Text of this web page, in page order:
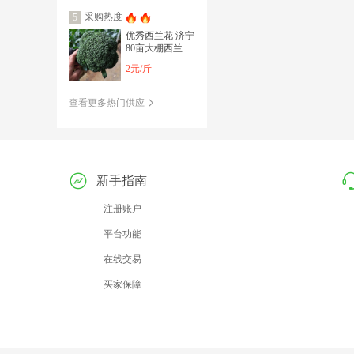
5
采购热度
优秀西兰花 济宁
80亩大棚西兰花
2元/斤
查看更多热门供应
新手指南
注册账户
平台功能
在线交易
买家保障